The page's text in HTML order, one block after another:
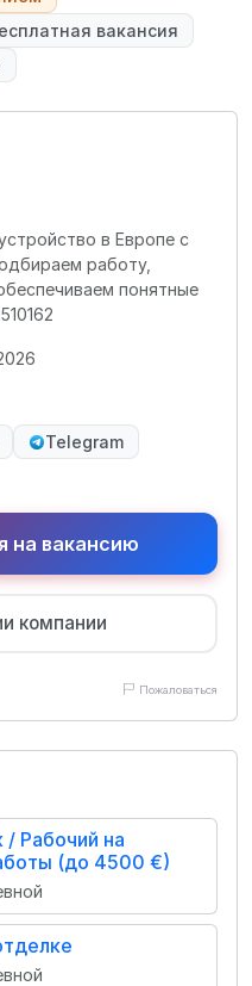
вакансия
в Европе с
работу,
понятные
Telegram
на вакансию
компании
Пожаловаться
Рабочий на
(до 4500 €)